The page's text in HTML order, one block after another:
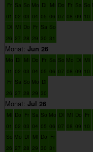
Fr
01
Sa
02
So
03
Mo
04
Di
05
Mi
06
Do
07
Fr
08
Sa
09
So
10
Di
26
Mi
27
Do
28
Fr
29
Sa
30
So
31
Monat: Jun 26
Mo
01
Di
02
Mi
03
Do
04
Fr
05
Sa
06
So
07
Mo
08
Di
09
Mi
10
Fr
26
Sa
27
So
28
Mo
29
Di
30
Monat: Jul 26
Mi
01
Do
02
Fr
03
Sa
04
So
05
Mo
06
Di
07
Mi
08
Do
09
Fr
10
So
26
Mo
27
Di
28
Mi
29
Do
30
Fr
31